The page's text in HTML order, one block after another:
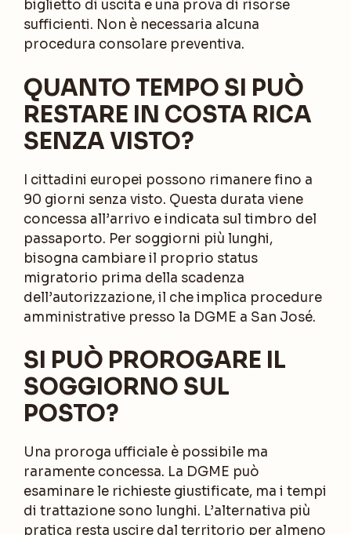
biglietto di uscita e una prova di risorse
sufficienti. Non è necessaria alcuna
procedura consolare preventiva.
QUANTO TEMPO SI PUÒ
RESTARE IN COSTA RICA
SENZA VISTO?
I cittadini europei possono rimanere fino a
90 giorni senza visto. Questa durata viene
concessa all’arrivo e indicata sul timbro del
passaporto. Per soggiorni più lunghi,
bisogna cambiare il proprio status
migratorio prima della scadenza
dell’autorizzazione, il che implica procedure
amministrative presso la DGME a San José.
SI PUÒ PROROGARE IL
SOGGIORNO SUL
POSTO?
Una proroga ufficiale è possibile ma
raramente concessa. La DGME può
esaminare le richieste giustificate, ma i tempi
di trattazione sono lunghi. L’alternativa più
pratica resta uscire dal territorio per almeno